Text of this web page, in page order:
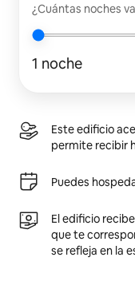
¿Cuántas noches
1 noche
Este edificio
permite recibir
Puedes
El edificio
que te
se refleja en la